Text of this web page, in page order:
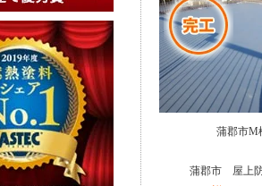
蒲郡市M
蒲郡市 屋上